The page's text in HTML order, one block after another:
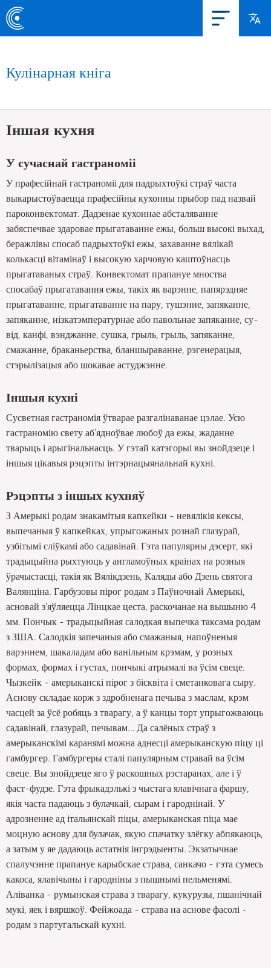
Кулінарная кніга
Іншая кухня
У сучаснай гастраноміі
У прафесійнай гастраноміі для падрыхтоўкі страў часта
выкарыстоўваецца прафесійны кухонны прыбор пад назвай
пароконвектомат. Дадзенае кухоннае абсталяванне
забяспечвае здаровае прыгатаванне ежы, больш высокі выхад,
беражлівы спосаб падрыхтоўкі ежы, захаванне вялікай
колькасці вітамінаў і высокую харчовую каштоўнасць
прыгатаваных страў. Конвектомат прапануе мноства
спосабаў прыгатавання ежы, такіх як варэнне, папярэдняе
прыгатаванне, прыгатаванне на пару, тушэнне, запяканне,
запяканне, нізкатэмпературнае або павольнае запяканне, су-
від, канфі, вэнджанне, сушка, грыль, грыль, запяканне,
смажанне, браканьерства, бланшыраванне, рэгенерацыя,
стэрылізацыя або шокавае астуджэнне.
Іншыя кухні
Сусветная гастраномія ўтварае разгалінаванае цэлае. Усю
гастраномію свету аб'ядноўвае любоў да ежы, жаданне
тварыць і арыгінальнасць. У гэтай катэгорыі вы знойдзеце і
іншыя цікавыя рэцэпты інтэрнацыянальнай кухні.
Рэцэпты з іншых кухняў
З Амерыкі родам знакамітыя капкейки - невялікія кексы,
выпечаныя ў капкейках, упрыгожаных рознай глазурай,
узбітымі сліўкамі або садавінай. Гэта папулярны дэсерт, які
традыцыйна рыхтуюць у англамоўных краінах на розныя
ўрачыстасці, такія як Вялікдзень, Каляды або Дзень святога
Валянціна. Гарбузовы пірог родам з Паўночнай Амерыкі,
асновай з'яўляецца Лінцкае цеста, раскочанае на вышыню 4
мм. Пончык - традыцыйная салодкая выпечка таксама родам
з ЗША. Салодкія запечаныя або смажаныя, напоўненыя
варэннем, шакаладам або ванільным крэмам, у розных
формах, формах і густах, пончыкі атрымалі ва ўсім свеце.
Чызкейк - амерыканскі пірог з бісквіта і сметанковага сыру.
Аснову складае корж з здробненага печыва з маслам, крэм
часцей за ўсё робяць з тварагу, а ў канцы торт упрыгожваюць
садавінай, глазурай, печывам… Да салёных страў з
амерыканскімі каранямі можна аднесці амерыканскую піцу ці
гамбургер. Гамбургеры сталі папулярным стравай ва ўсім
свеце. Вы знойдзеце яго ў раскошных рэстаранах, але і ў
фаст-фудзе. Гэта фрыкадэлькі з чыстага ялавічнага фаршу,
якія часта падаюць з булачкай, сырам і гароднінай. У
адрозненне ад італьянскай піцы, амерыканская піца мае
моцную аснову для булачак, якую спачатку злёгку абпякаюць,
а затым у яе дадаюць астатнія інгрэдыенты. Экзатычнае
спалучэнне прапануе карыбскае страва, санкачо - гэта сумесь
какоса, ялавічыны і гародніны з пышнымі пельменямі.
Аліванка - румынская страва з тварагу, кукурузы, пшанічнай
мукі, яек і вяршкоў. Фейжоада - страва на аснове фасолі -
родам з партугальскай кухні.